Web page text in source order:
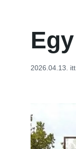
2026.04.13.